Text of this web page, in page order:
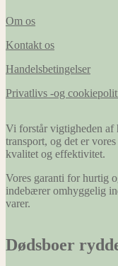
Om os
Kontakt os
Handelsbetingelser
Privatlivs -og
Vi forstår vigtigheden af
transport, og det er
kvalitet og effektivitet.
Vores garanti for hurtig
indebærer omhyggelig
varer.
Dødsboer